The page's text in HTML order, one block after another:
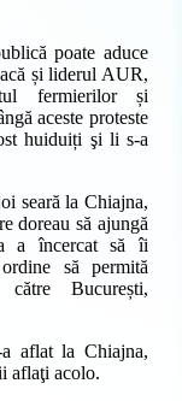
poate aduce
și liderul AUR,
fermierilor și
aceste proteste
huiduiți şi li s-a
seară la Chiajna,
doreau să ajungă
a încercat să îi
să permită
București,
aflat la Chiajna,
aflaţi acolo.